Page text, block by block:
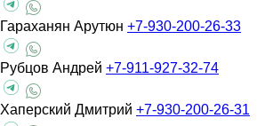
Гараханян Арутюн +7-930-200-26-33
Рубцов Андрей +7-911-927-32-74
Хаперский Дмитрий +7-930-200-26-31